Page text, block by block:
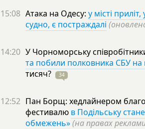
15:08 Атака на Одесу: у місті
судно, є постраждалі
14:20 У Чорноморську
та побили полковника СБУ на
тисяч?
34
12:52 Пан Борщ: хедлайнером
фестивалю в Подільську
обмежень»(на правах